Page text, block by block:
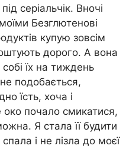
серіальчік. Вночі
Безглютенові
купую зовсім
дорого. А вона
собі їх на тиждень
подобається,
їсть, хоча і
почало смикатися,
Я стала її будити
і не лізла до моєї